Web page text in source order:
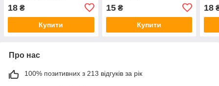
18 ₴
Купити
15₴
Купити
18
Про нас
100% позитивних з 213 відгуків за рік